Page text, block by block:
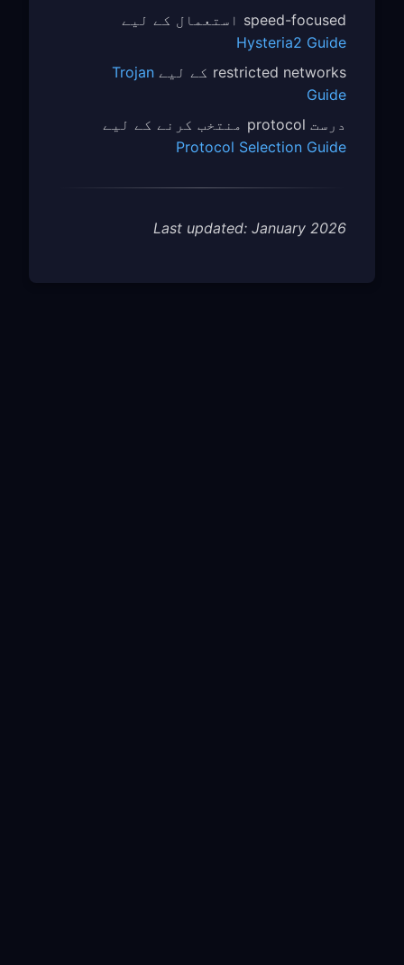
speed-focused استعمال کے لیے
Hysteria2 Guide
restricted networks کے لیے
Trojan
Guide
درست protocol منتخب کرنے کے لیے
Protocol Selection Guide
Last updated: January 2026